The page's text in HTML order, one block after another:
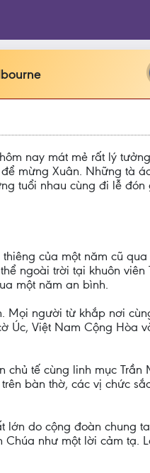
nay mát mẻ rất lý
mừng Xuân. Những tà
tuổi nhau cùng đi lễ đón
của một năm cũ
ngoài trời tại khuôn viên
một năm an bình.
người từ khắp nơi
Úc, Việt Nam Cộng Hòa
tế cùng linh mục Trần
bàn thờ, các vị chức
do cộng đoàn chung
như một lời cảm tạ.